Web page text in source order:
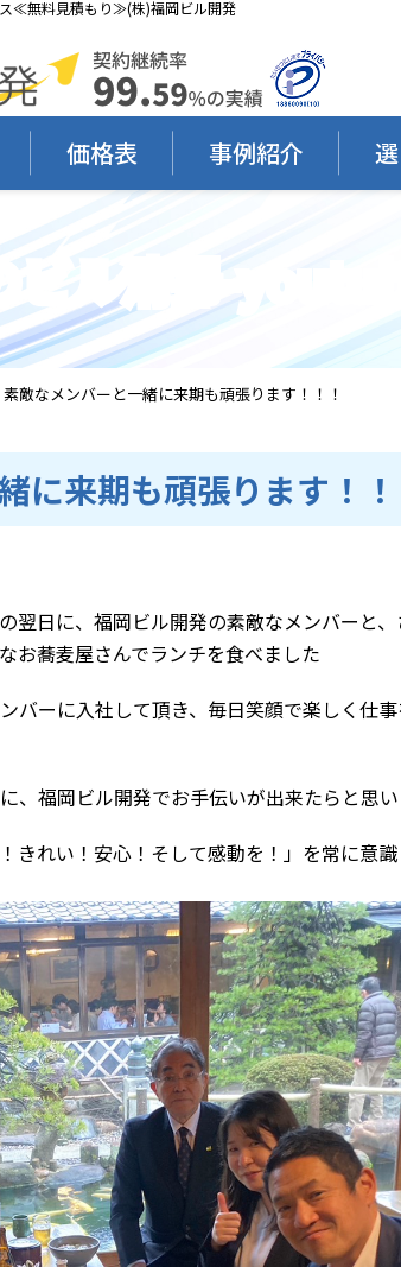
≪無料見積もり≫(株)福岡ビル開発
価格表 事例紹介
ビル清掃-
敵なメンバーと一緒に来期も頑張ります！！！
に来期も頑張ります！
日に、福岡ビル開発の素敵なメンバーと
お蕎麦屋さんでランチを食べました
ーに入社して頂き、毎日笑顔で楽しく仕
、福岡ビル開発でお手伝いが出来たらと思
れい！安心！そして感動を！」を常に意